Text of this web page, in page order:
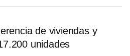
de viviendas y
unidades